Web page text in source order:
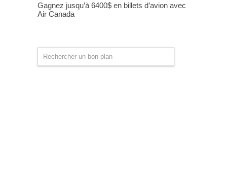
Gagnez jusqu’à 6400$ en billets d’avion avec
Air Canada